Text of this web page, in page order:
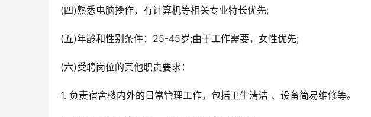
(四)熟悉电脑操作，有计算机等相关专业特长优先;
(五)年龄和性别条件：25-45岁;由于工作需要，女性优先;
(六)受聘岗位的其他职责要求：
1. 负责宿舍楼内外的日常管理工作，包括卫生清洁 、设备简易维修等。